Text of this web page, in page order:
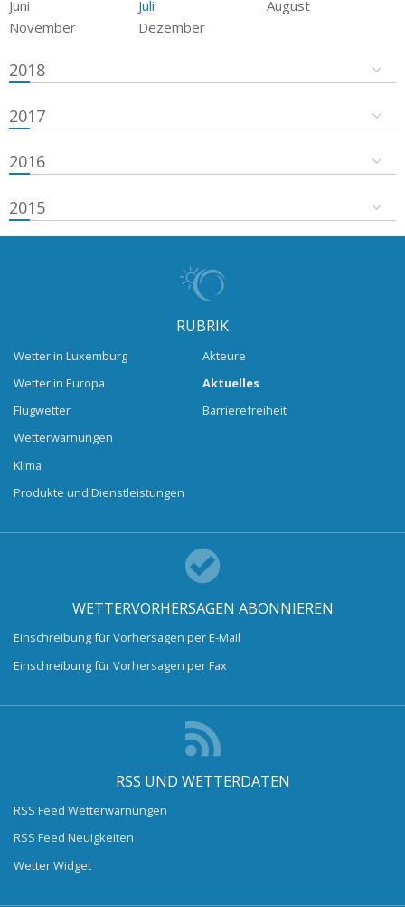
Juni
Juli
August
November
Dezember
2018
2017
2016
2015
RUBRIK
Wetter in Luxemburg
Wetter in Europa
Flugwetter
Wetterwarnungen
Klima
Produkte und Dienstleistungen
Akteure
Aktuelles
Barrierefreiheit
WETTERVORHERSAGEN ABONNIEREN
Einschreibung für Vorhersagen per E-Mail
Einschreibung für Vorhersagen per Fax
RSS UND WETTERDATEN
RSS Feed Wetterwarnungen
RSS Feed Neuigkeiten
Wetter Widget